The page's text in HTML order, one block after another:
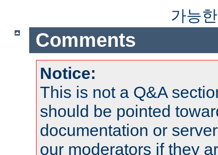
가능
Comments
Notice:
This is not a Q&A
should be pointed
documentation or
our moderators if they